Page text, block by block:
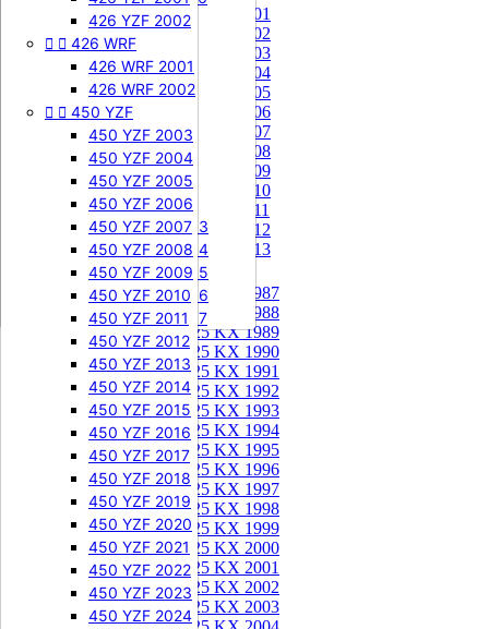
505 SXF
505 SXF 2007
505 SXF 2008
525 SXF
525 SXF 2003
525 SXF 2004
525 SXF 2005
525 SXF 2006
525 EXC-F
525 EXC-F 2003
525 EXC-F 2004
525 EXC-F 2005
525 EXC-F 2006
525 EXC-F 2007
426 YZF 2002
  426 WRF
426 WRF 2001
426 WRF 2002
  450 YZF
450 YZF 2003
450 YZF 2004
450 YZF 2005
450 YZF 2006
450 YZF 2007
450 YZF 2008
450 YZF 2009
450 YZF 2010
450 YZF 2011
450 YZF 2012
450 YZF 2013
450 YZF 2014
450 YZF 2015
450 YZF 2016
450 YZF 2017
450 YZF 2018
450 YZF 2019
450 YZF 2020
450 YZF 2021
450 YZF 2022
450 YZF 2023
450 YZF 2024
85 KX 2001
85 KX 2002
85 KX 2003
85 KX 2004
85 KX 2005
85 KX 2006
85 KX 2007
85 KX 2008
85 KX 2009
85 KX 2010
85 KX 2011
85 KX 2012
85 KX 2013
125 KX 
125 KX 1987
125 KX 1988
125 KX 1989
125 KX 1990
125 KX 1991
125 KX 1992
125 KX 1993
125 KX 1994
125 KX 1995
125 KX 1996
125 KX 1997
125 KX 1998
125 KX 1999
125 KX 2000
125 KX 2001
125 KX 2002
125 KX 2003